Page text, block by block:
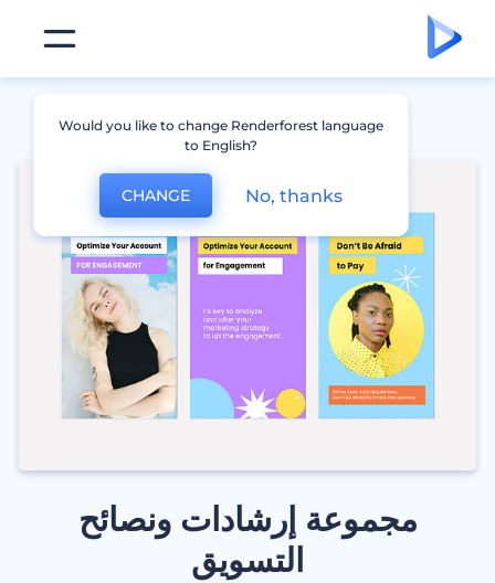
مجموعة إرشادات ونصائح
التسويق
Would you like to change Renderforest language
to English?
CHANGE No, thanks